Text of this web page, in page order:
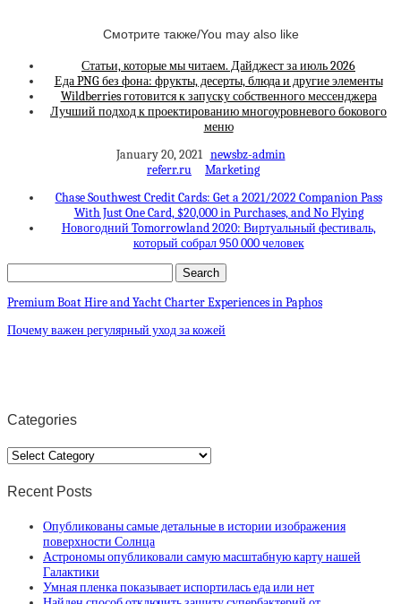
Смотрите также/You may also like
Статьи, которые мы читаем. Дайджест за июль 2026
Еда PNG без фона: фрукты, десерты, блюда и другие элементы
Wildberries готовится к запуску собственного мессенджера
Лучший подход к проектированию многоуровневого бокового
меню
January 20, 2021 newsbz-admin
referr.ru
Marketing
Chase Southwest Credit Cards: Get a 2021/2022 Companion Pass
With Just One Card, $20,000 in Purchases, and No Flying
Новогодний Tomorrowland 2020: Виртуальный фестиваль,
который собрал 950 000 человек
Premium Boat Hire and Yacht Charter Experiences in Paphos
Почему важен регулярный уход за кожей
Categories
Categories
Recent Posts
Опубликованы самые детальные в истории изображения
поверхности Солнца
Астрономы опубликовали самую масштабную карту нашей
Галактики
Умная пленка показывает испортилась еда или нет